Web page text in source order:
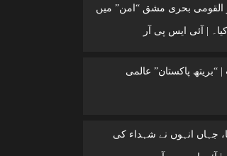
القومی بحری مشق “امن” میں
| آئی ایس پی آر
پاکستان” عالمی
جہاں انہوں نے شہداء کی